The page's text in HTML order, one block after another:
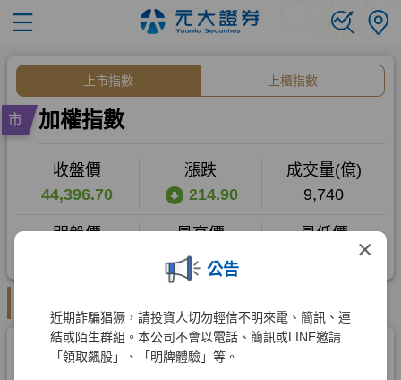
×
公告
近期詐騙猖獗，請投資人切勿輕信不明來電、簡訊、連
結或陌生群組。本公司不會以電話、簡訊或LINE邀請
「領取飆股」、「明牌體驗」等。